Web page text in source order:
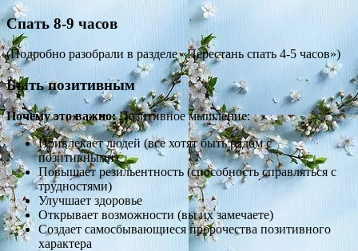
Спать 8-9 часов
(Подробно разобрали в разделе «Перестань спать 4-5 часов»)
Быть позитивным
Почему это важно:Позитивное мышление:
Привлекает людей (все хотят быть рядом с
позитивными)
Повышает резильентность (способность справляться с
трудностями)
Улучшает здоровье
Открывает возможности (вы их замечаете)
Создает самосбывающиеся пророчества позитивного
характера